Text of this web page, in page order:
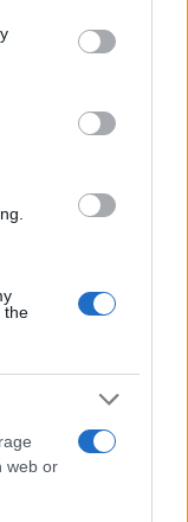
You may click to
party tags to
in below Google
the
web or